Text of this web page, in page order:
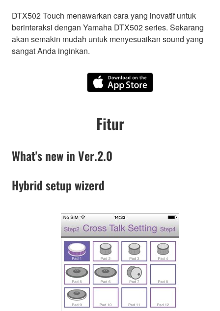
DTX502 Touch menawarkan cara yang inovatif untuk
berinteraksi dengan Yamaha DTX502 series. Sekarang
akan semakin mudah untuk menyesuaikan sound yang
sangat Anda inginkan.
Fitur
What's new in Ver.2.0
Hybrid setup wizerd